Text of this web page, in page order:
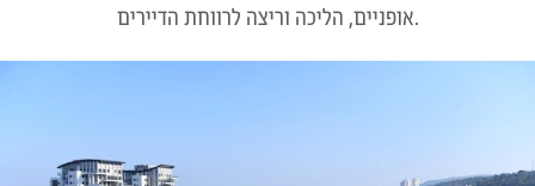
אופניים, הליכה וריצה לרווחת הדיירים.